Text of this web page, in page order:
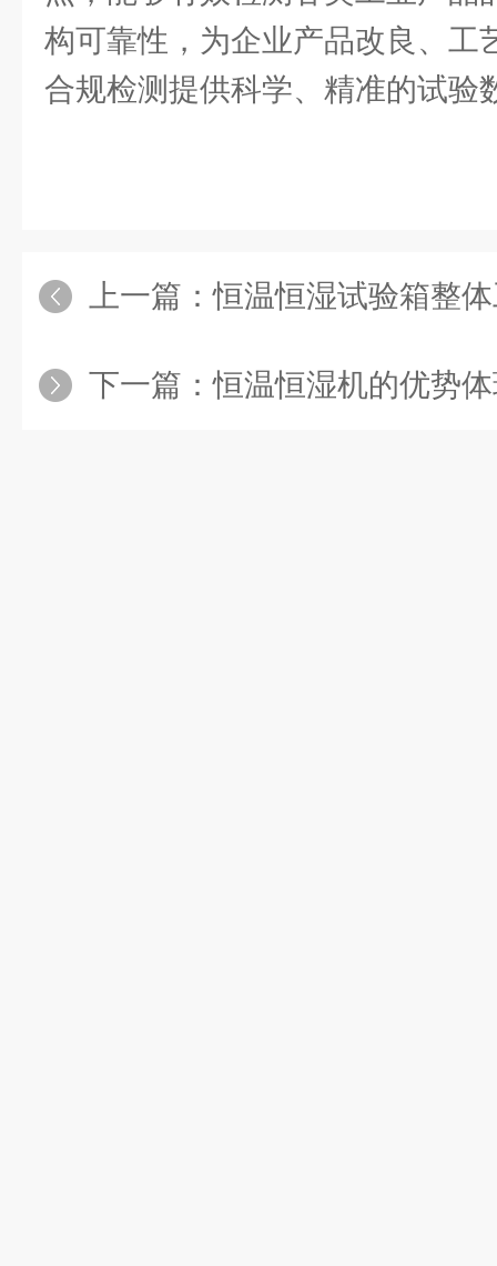
构可靠性，为企业产品改良、工
合规检测提供科学、精准的试验
上一篇：恒温恒湿试验箱整
下一篇：恒温恒湿机的优势